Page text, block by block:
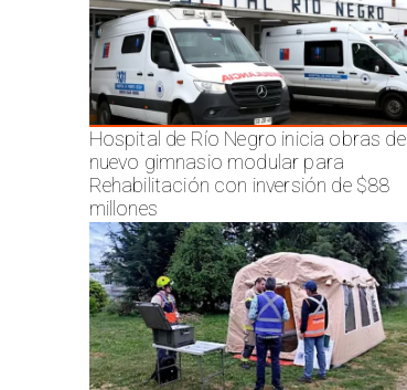
Hospital de Río Negro inicia obras de
nuevo gimnasio modular para
Rehabilitación con inversión de $88
millones